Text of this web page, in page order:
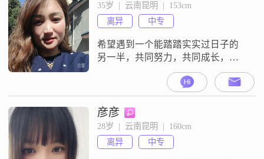
35岁  |  云南昆明  |  153cm
离异
中专
希望遇到一个能踏踏实实过日子的
另一半，共同努力，共同成长，共
同经营未来的小家庭
彦彦
28岁  |  云南昆明  |  160cm
离异
中专